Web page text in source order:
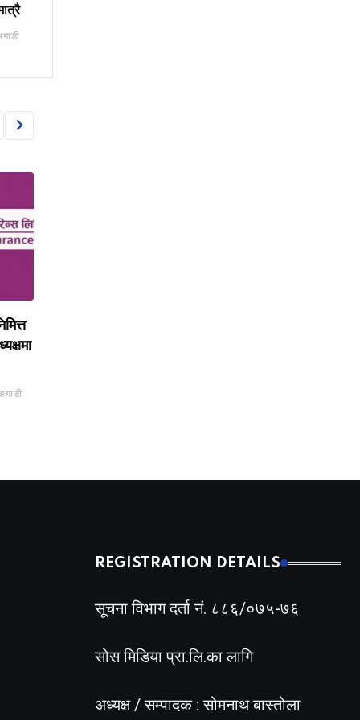
REGISTRATION DETAILS
सूचना विभाग दर्ता नं. ८८६/०७५-७६
सोस मिडिया प्रा.लि.का लागि
अध्यक्ष / सम्पादक : सोमनाथ बास्तोला